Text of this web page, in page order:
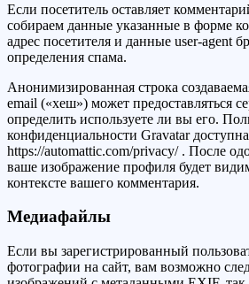
Если посетитель оставляет
собираем данные указанные в форме
адрес посетителя и данные user-agent
определения спама.
Анонимизированная строка
email («хеш») может предоставляться
определить используете ли вы его.
конфиденциальности Gravatar доступна
https://automattic.com/privacy/ . После
ваше изображение профиля будет
контексте вашего комментария.
Медиафайлы
Если вы зарегистрированный
фотографии на сайт, вам возможно